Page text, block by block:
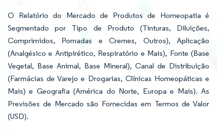
O Relatório do Mercado de Produtos de Homeopatia é
Segmentado por Tipo de Produto (Tinturas, Diluições,
Comprimidos, Pomadas e Cremes, Outros), Aplicação
(Analgésico e Antipirético, Respiratório e Mais), Fonte (Base
Vegetal, Base Animal, Base Mineral), Canal de Distribuição
(Farmácias de Varejo e Drogarias, Clínicas Homeopáticas e
Mais) e Geografia (América do Norte, Europa e Mais). As
Previsões de Mercado são Fornecidas em Termos de Valor
(USD).